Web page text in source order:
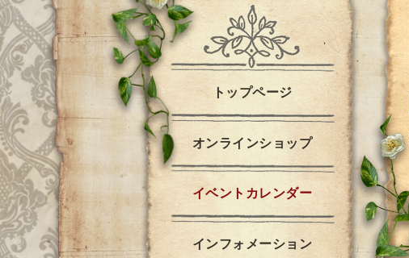
トップページ
オンラインショップ
イベントカレンダー
インフォメーション